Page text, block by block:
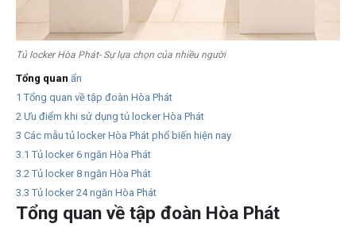
Tủ locker Hòa Phát- Sự lựa chọn của nhiều người
Tổng quan ẩn
1 Tổng quan về tập đoàn Hòa Phát
2 Ưu điểm khi sử dụng tủ locker Hòa Phát
3 Các mẫu tủ locker Hòa Phát phổ biến hiện nay
3.1 Tủ locker 6 ngăn Hòa Phát
3.2 Tủ locker 8 ngăn Hòa Phát
3.3 Tủ locker 24 ngăn Hòa Phát
Tổng quan về tập đoàn Hòa Phát